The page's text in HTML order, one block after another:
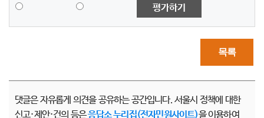
평가하기
목록
댓글은 자유롭게 의견을 공유하는 공간입니다. 서울시 정책에 대한
신고·제안·건의 등은응답소 누리집(전자민원사이트)을 이용하여